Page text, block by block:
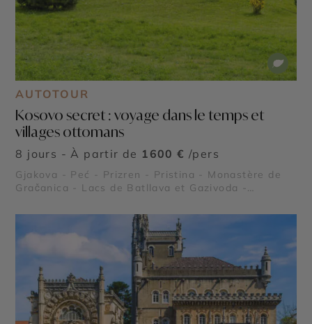
AUTOTOUR
Kosovo secret : voyage dans le temps et
villages ottomans
8 jours - À partir de 1600 € /pers
Gjakova - Peć - Prizren - Pristina - Monastère de
Gračanica - Lacs de Batllava et Gazivoda -
Teresa - Bjeshkët e Nemuna - Bibliothèque
nationale du Kosovo - Mosquée Sultan Mehmet
Fatih - Forteresse de Prizren - Pont de pierre de
Prizren - Monastère Visoki Dečani - Parc national
de Rugova